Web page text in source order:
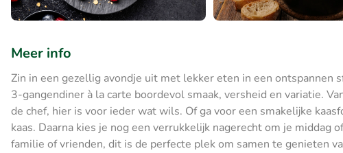
Meer info
Zin in een gezellig avondje uit met lekker eten in een ontspannen
3-gangendiner à la carte boordevol smaak, versheid en variatie.
de chef, hier is voor ieder wat wils. Of ga voor een smakelijke
kaas. Daarna kies je nog een verrukkelijk nagerecht om je
familie of vrienden, dit is de perfecte plek om samen te genieten